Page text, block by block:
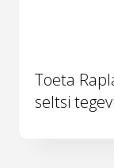
Toeta
seltsi